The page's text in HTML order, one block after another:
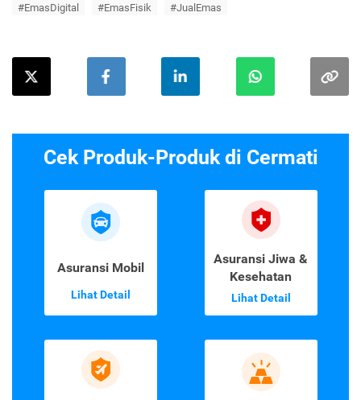
#EmasDigital #EmasFisik #JualEmas
Cek Produk-Produk di Cermati
Asuransi Mobil
Lihat Detail
Asuransi Jiwa &
Kesehatan
Lihat Detail